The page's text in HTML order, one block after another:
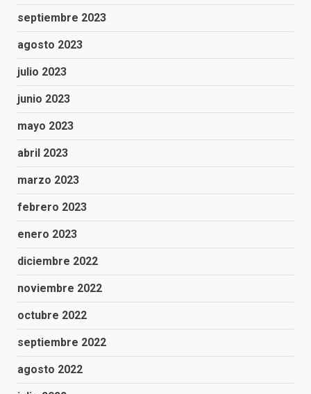
septiembre 2023
agosto 2023
julio 2023
junio 2023
mayo 2023
abril 2023
marzo 2023
febrero 2023
enero 2023
diciembre 2022
noviembre 2022
octubre 2022
septiembre 2022
agosto 2022